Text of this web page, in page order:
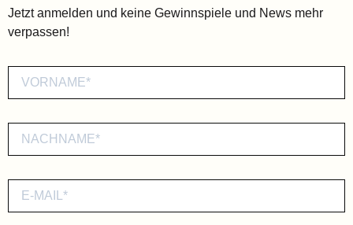
Jetzt anmelden und keine Gewinnspiele und News mehr
verpassen!